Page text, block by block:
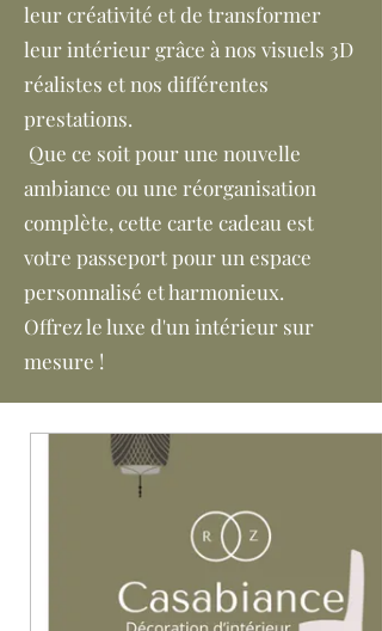
leur créativité et de transformer
leur intérieur grâce à nos visuels 3D
réalistes et nos différentes
prestations.
Que ce soit pour une nouvelle
ambiance ou une réorganisation
complète, cette carte cadeau est
votre passeport pour un espace
personnalisé et harmonieux.
Offrez le luxe d'un intérieur sur
mesure !